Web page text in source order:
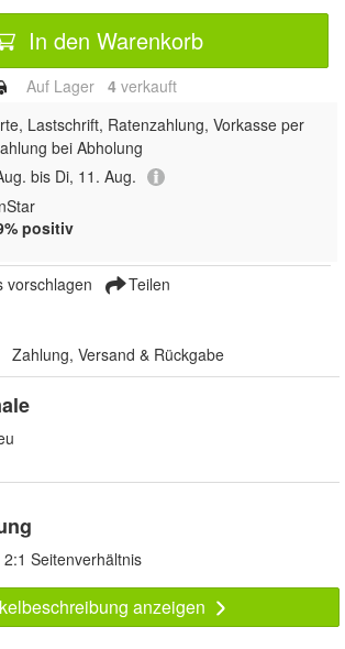
In den Warenkorb
Auf Lager 4 verkauft
Lastschrift, Ratenzahlung, Vorkasse per
bei Abholung
bis Di, 11. Aug.
positiv
vorschlagen Teilen
Zahlung, Versand & Rückgabe
Seitenverhältnis
anzeigen